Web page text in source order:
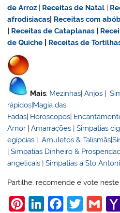
de Arroz | Receitas de Natal |
afrodisiacas Receitas com
Receitas de Cataplanas
de Quiche
Receitas de
Mais: Mezinhas|Anjos |
rápidos|Magia das
Fadas| Horoscopos|
Amor |Amarrações |Simpatias
egípcias |Amuletos & Talismãs|
|Simpatias Dinheiro &
angelicais |Simpatias a Sto
Partilhe, recomende e vote
Pi Li F
T
G